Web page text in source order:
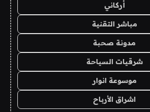
أركاني
مباشر التقنية
مدونة صحبة
شرقيات السياحة
موسوعة انوار
اشراق الأرباح